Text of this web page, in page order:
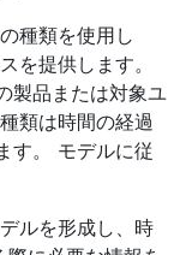
種類を使用し
を提供します。
製品または対象ユ
類は時間の経過
す。 モデルに従
ルを形成し、時